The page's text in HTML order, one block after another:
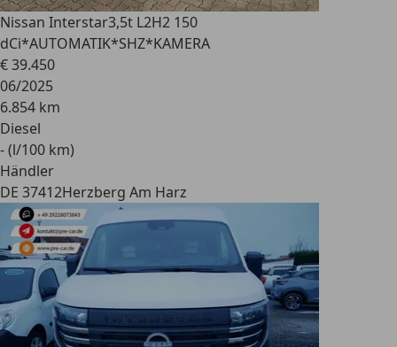
Nissan Interstar3,5t L2H2 150
dCi*AUTOMATIK*SHZ*KAMERA
€ 39.450
06/2025
6.854 km
Diesel
- (l/100 km)
Händler
DE 37412Herzberg Am Harz